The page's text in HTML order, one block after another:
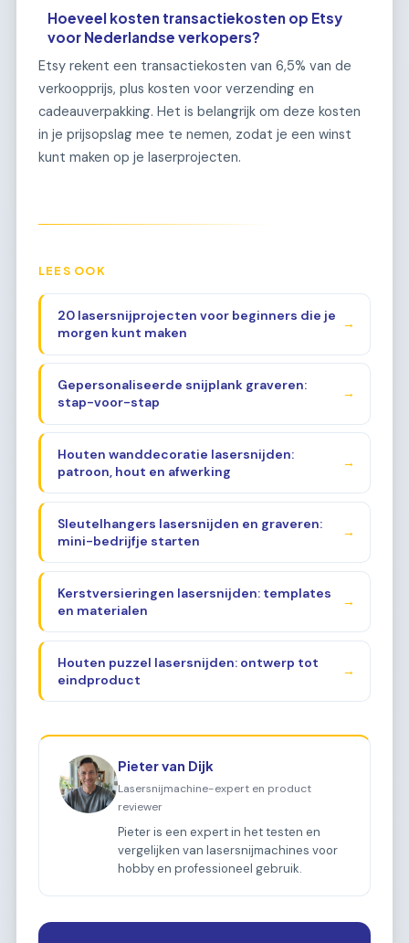
Hoeveel kosten transactiekosten op Etsy
voor Nederlandse verkopers?
Etsy rekent een transactiekosten van 6,5% van de
verkoopprijs, plus kosten voor verzending en
cadeauverpakking. Het is belangrijk om deze kosten
in je prijsopslag mee te nemen, zodat je een winst
kunt maken op je laserprojecten.
LEES OOK
20 lasersnijprojecten voor beginners die je
morgen kunt maken
→
Gepersonaliseerde snijplank graveren:
stap-voor-stap
→
Houten wanddecoratie lasersnijden:
patroon, hout en afwerking
→
Sleutelhangers lasersnijden en graveren:
mini-bedrijfje starten
→
Kerstversieringen lasersnijden: templates
en materialen
→
Houten puzzel lasersnijden: ontwerp tot
eindproduct
→
Pieter van Dijk
Lasersnijmachine-expert en product
reviewer
Pieter is een expert in het testen en
vergelijken van lasersnijmachines voor
hobby en professioneel gebruik.